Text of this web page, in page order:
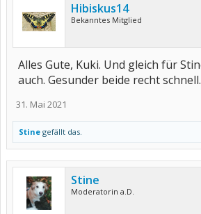
Hibiskus14
Bekanntes Mitglied
Alles Gute, Kuki. Und gleich für
auch. Gesunder beide recht schnell.
31. Mai 2021
Stine gefällt das.
Stine
Moderatorin a.D.